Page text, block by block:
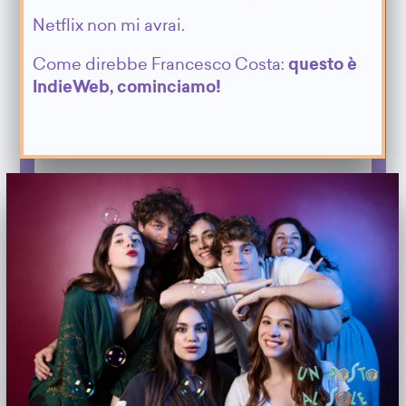
Netflix non mi avrai.
Come direbbe Francesco Costa:questo è
IndieWeb, cominciamo!